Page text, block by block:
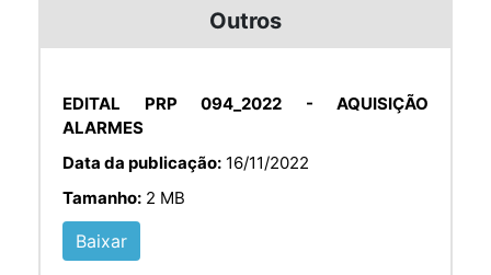
Outros
EDITAL PRP 094_2022 - AQUISIÇÃO
ALARMES
Data da publicação: 16/11/2022
Tamanho: 2 MB
Baixar